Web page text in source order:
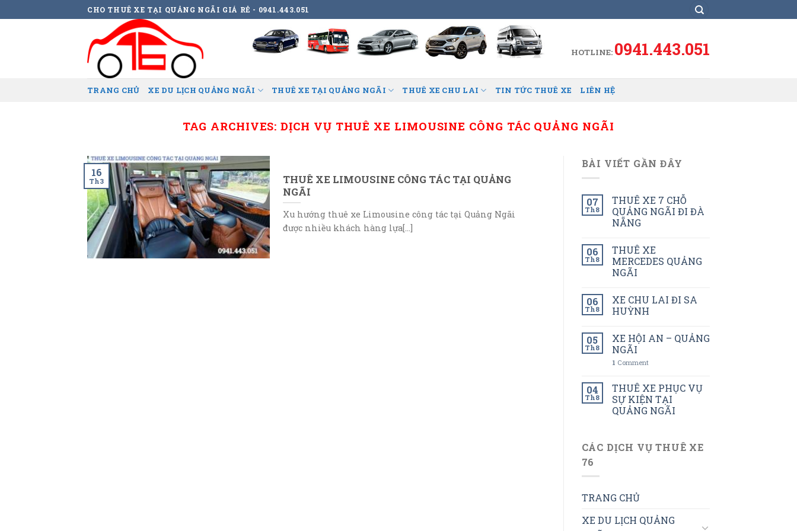
to
CHO THUÊ XE TẠI QUẢNG NGÃI GIÁ RẺ - 0941.443.051
HOTLINE: 0941.443.051
TRANG CHỦ XE DU LỊCH QUẢNG NGÃI THUÊ XE TẠI QUẢNG NGÃI THUÊ XE CHU LAI TIN TỨC THUÊ XE LIÊN HỆ
TAG ARCHIVES:DỊCH VỤ THUÊ XE LIMOUSINE CÔNG TÁC QUẢNG NGÃI
THUÊ XE LIMOUSINE CÔNG TÁC TẠI QUẢNG
NGÃI
Xu hướng thuê xe Limousine công tác tại Quảng Ngãi
được nhiều khách hàng lựa[...]
16
Th3
BÀI VIẾT GẦN ĐÂY
07
Th8
THUÊ XE 7 CHỖ
QUẢNG NGÃI ĐI ĐÀ
NẴNG
06
Th8
THUÊ XE
MERCEDES QUẢNG
NGÃI
06
Th8
XE CHU LAI ĐI SA
HUỲNH
05
Th8
XE HỘI AN – QUẢNG
NGÃI
1 Comment
04
Th8
THUÊ XE PHỤC VỤ
SỰ KIỆN TẠI
QUẢNG NGÃI
CÁC DỊCH VỤ THUÊ XE
76
TRANG CHỦ
XE DU LỊCH QUẢNG